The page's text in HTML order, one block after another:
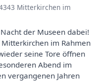
Mitterkirchen im
der Museen dabei!
im Rahmen
seine Tore öffnen
Abend im
vergangenen Jahren